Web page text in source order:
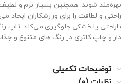
بهره‌مند شوند. همچنین بسیار نرم و
راحتی و لطافت را برای ورزشکاران ایجاد
ناراحتی یا خشکی جلوگیری می‌کند. تاپ
دار و چاپ کاتری در رنگ های متنوع و
توضیحات تکمیلی